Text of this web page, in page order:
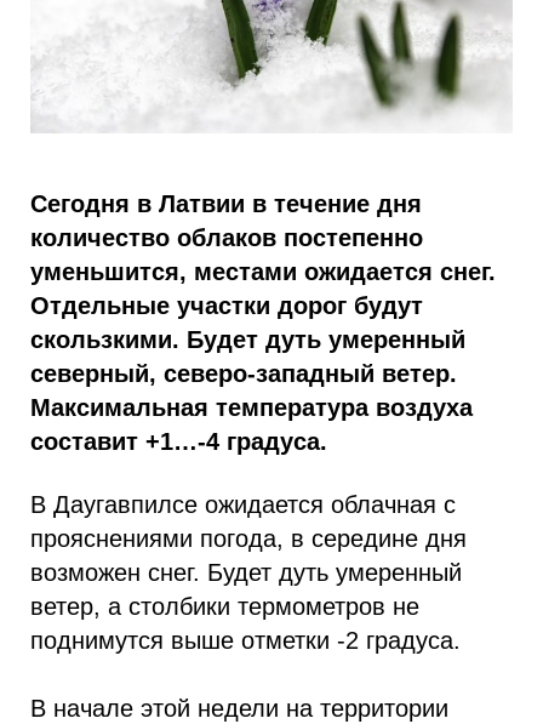
Сегодня в Латвии в течение дня
количество облаков постепенно
уменьшится, местами ожидается снег.
Отдельные участки дорог будут
скользкими. Будет дуть умеренный
северный, северо-западный ветер.
Максимальная температура воздуха
составит +1…-4 градуса.
В Даугавпилсе ожидается облачная с
прояснениями погода, в середине дня
возможен снег. Будет дуть умеренный
ветер, а столбики термометров не
поднимутся выше отметки -2 градуса.
В начале этой недели на территории